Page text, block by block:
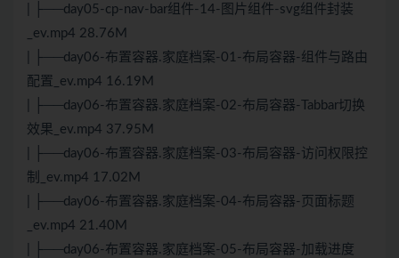
| ├──day05-cp-nav-bar组件-14-图片组件-svg组件封装
_ev.mp4 28.76M
| ├──day06-布置容器.家庭档案-01-布局容器-组件与路由
配置_ev.mp4 16.19M
| ├──day06-布置容器.家庭档案-02-布局容器-Tabbar切换
效果_ev.mp4 37.95M
| ├──day06-布置容器.家庭档案-03-布局容器-访问权限控
制_ev.mp4 17.02M
| ├──day06-布置容器.家庭档案-04-布局容器-页面标题
_ev.mp4 21.40M
| ├──day06-布置容器.家庭档案-05-布局容器-加载进度